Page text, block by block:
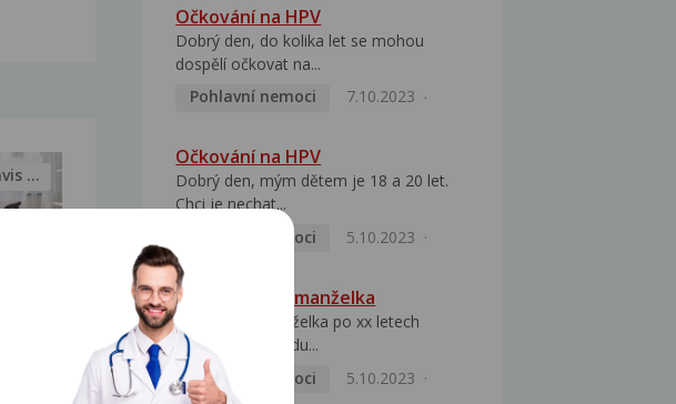
Myasthenia gravis – vše, co...
Očkování na HPV
Dobrý den, do kolika let se mohou
dospělí očkovat na...
Pohlavní nemoci
7.10.2023
Očkování na HPV
Dobrý den, mým dětem je 18 a 20 let.
Chci je nechat...
Pohlavní nemoci
5.10.2023
HPV pozitivní manželka
Dobrý den, manželka po xx letech
přivezla z Východu...
Pohlavní nemoci
5.10.2023